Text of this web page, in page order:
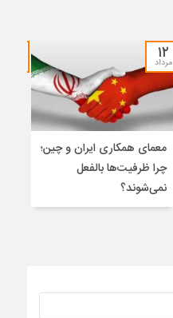
۱۲
مرداد
معمای همکاری ایران و چین؛
چرا ظرفیت‌ها بالفعل
نمی‌شوند؟